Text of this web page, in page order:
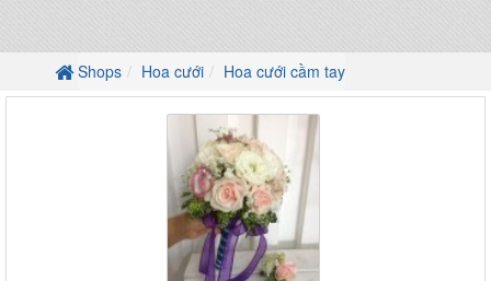
Shops Hoa cưới Hoa cưới cầm tay